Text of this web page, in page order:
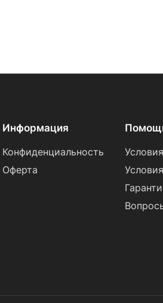
Информация
Конфиденциальность
Оферта